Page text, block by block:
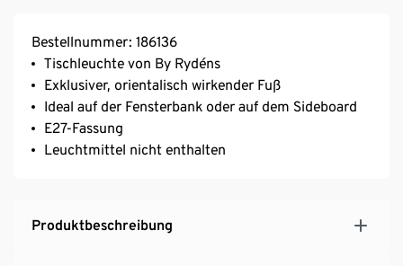
Bestellnummer: 186136
Tischleuchte von By Rydéns
Exklusiver, orientalisch wirkender Fuß
Ideal auf der Fensterbank oder auf dem Sideboard
E27-Fassung
Leuchtmittel nicht enthalten
Produktbeschreibung